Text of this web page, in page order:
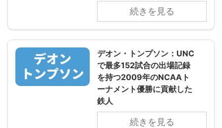
続きを見る
デオン・トンプソン：UNC
で最多152試合の出場記録
を持つ2009年のNCAAト
ーナメント優勝に貢献した
鉄人
続きを見る